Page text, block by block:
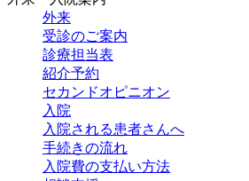
外来
受診のご案内
診療担当表
紹介予約
セカンドオピニオン
入院
入院される患者さんへ
手続きの流れ
入院費の支払い方法